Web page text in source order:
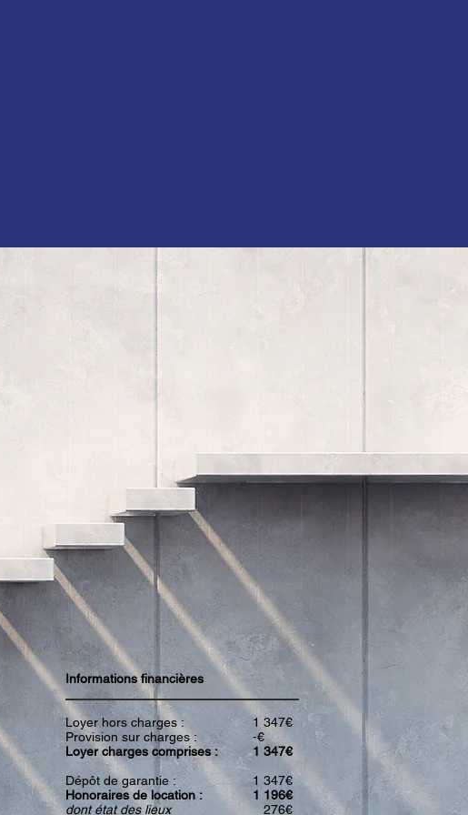
Informations financières
Loyer hors charges :
Provision sur charges :
Loyer charges comprises :
Dépôt de garantie :
Honoraires de location :
dont état des lieux
1 347€
-€
1 347€
1 347€
1 196€
276€